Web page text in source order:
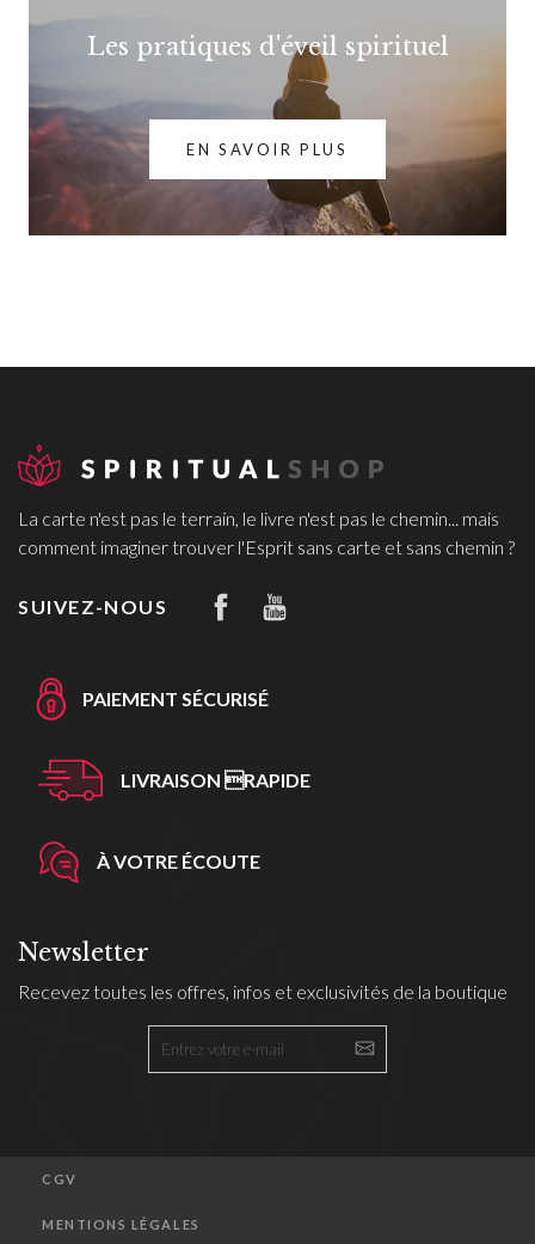
Les pratiques d'éveil spirituel
EN SAVOIR PLUS
La carte n'est pas le terrain, le livre n'est pas le chemin... mais
comment imaginer trouver l'Esprit sans carte et sans chemin ?
SUIVEZ-NOUS
PAIEMENT SÉCURISÉ
LIVRAISON RAPIDE
À VOTRE ÉCOUTE
Newsletter
Recevez toutes les offres, infos et exclusivités de la boutique
CGV
MENTIONS LÉGALES